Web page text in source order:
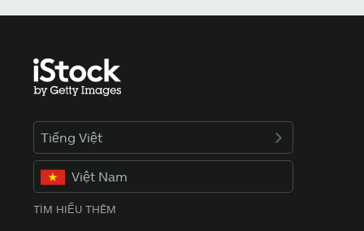
Tiếng Việt
Việt Nam
TÌM HIỂU THÊM